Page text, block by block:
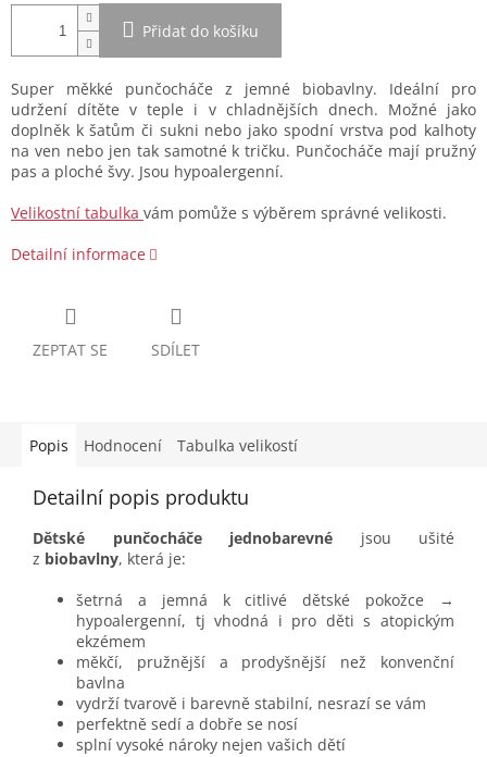
Přidat do košíku
Super měkké punčocháče z jemné biobavlny. Ideální pro
udržení dítěte v teple i v chladnějších dnech. Možné jako
doplněk k šatům či sukni nebo jako spodní vrstva pod kalhoty
na ven nebo jen tak samotné k tričku. Punčocháče mají pružný
pas a ploché švy. Jsou hypoalergenní.
Velikostní tabulka vám pomůže s výběrem správné velikosti.
Detailní informace
ZEPTAT SE SDÍLET
Popis Hodnocení Tabulka velikostí
Detailní popis produktu
Dětské punčocháče jednobarevné jsou ušité
z biobavlny, která je:
šetrná a jemná k citlivé dětské pokožce →
hypoalergenní, tj vhodná i pro děti s atopickým
ekzémem
měkčí, pružnější a prodyšnější než konvenční
bavlna
vydrží tvarově i barevně stabilní, nesrazí se vám
perfektně sedí a dobře se nosí
splní vysoké nároky nejen vašich dětí